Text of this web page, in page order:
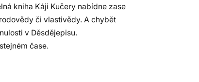
kniha Káji Kučery nabídne zase
či vlastivědy. A chybět
v Děsdějepisu.
čase.